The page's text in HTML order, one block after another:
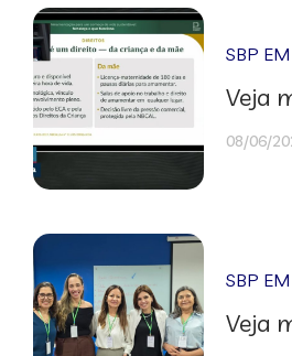
SBP
Veja
08/06/
SBP
Veja